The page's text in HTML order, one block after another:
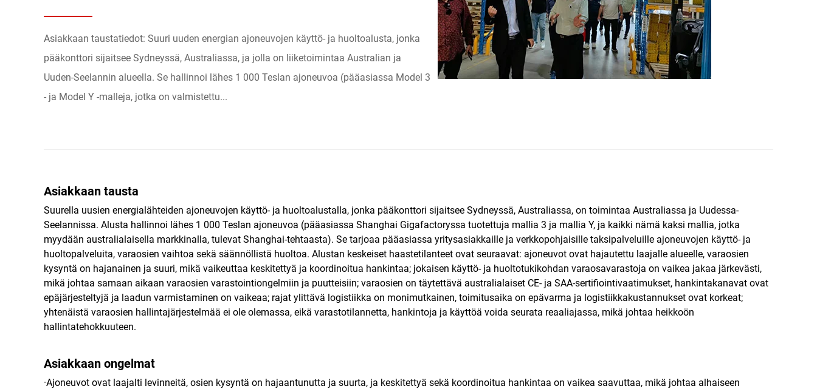
Asiakkaan taustatiedot: Suuri uuden energian ajoneuvojen käyttö- ja huoltoalusta, jonka
pääkonttori sijaitsee Sydneyssä, Australiassa, ja jolla on liiketoimintaa Australian ja
Uuden-Seelannin alueella. Se hallinnoi lähes 1 000 Teslan ajoneuvoa (pääasiassa Model 3
- ja Model Y -malleja, jotka on valmistettu...
Asiakkaan tausta
Suurella uusien energialähteiden ajoneuvojen käyttö- ja huoltoalustalla, jonka pääkonttori sijaitsee Sydneyssä, Australiassa, on toimintaa Australiassa ja Uudessa-
Seelannissa. Alusta hallinnoi lähes 1 000 Teslan ajoneuvoa (pääasiassa Shanghai Gigafactoryssa tuotettuja mallia 3 ja mallia Y, ja kaikki nämä kaksi mallia, jotka
myydään australialaisella markkinalla, tulevat Shanghai-tehtaasta). Se tarjoaa pääasiassa yritysasiakkaille ja verkkopohjaisille taksipalveluille ajoneuvojen käyttö- ja
huoltopalveluita, varaosien vaihtoa sekä säännöllistä huoltoa. Alustan keskeiset haastetilanteet ovat seuraavat: ajoneuvot ovat hajautettu laajalle alueelle, varaosien
kysyntä on hajanainen ja suuri, mikä vaikeuttaa keskitettyä ja koordinoitua hankintaa; jokaisen käyttö- ja huoltotukikohdan varaosavarastoja on vaikea jakaa järkevästi,
mikä johtaa samaan aikaan varaosien varastointiongelmiin ja puutteisiin; varaosien on täytettävä australialaiset CE- ja SAA-sertifiointivaatimukset, hankintakanavat ovat
epäjärjesteltyjä ja laadun varmistaminen on vaikeaa; rajat ylittävä logistiikka on monimutkainen, toimitusaika on epävarma ja logistiikkakustannukset ovat korkeat;
yhtenäistä varaosien hallintajärjestelmää ei ole olemassa, eikä varastotilannetta, hankintoja ja käyttöä voida seurata reaaliajassa, mikä johtaa heikkoön
hallintatehokkuuteen.
Asiakkaan ongelmat
·Ajoneuvot ovat laajalti levinneitä, osien kysyntä on hajaantunutta ja suurta, ja keskitettyä sekä koordinoitua hankintaa on vaikea saavuttaa, mikä johtaa alhaiseen